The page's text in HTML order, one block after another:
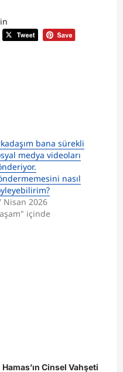
bana sürekli
medya videoları
nasıl
Nisan 2026
içinde
Cinsel Vahşeti